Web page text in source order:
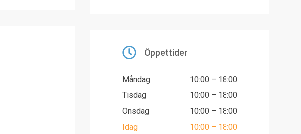
Öppettider
Måndag
10:00 – 18:00
Tisdag
10:00 – 18:00
Onsdag
10:00 – 18:00
Idag
10:00 – 18:00